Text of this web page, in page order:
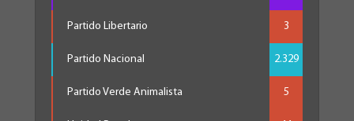
Partido Libertario 3
Partido Nacional 2.329
Partido Verde Animalista 5